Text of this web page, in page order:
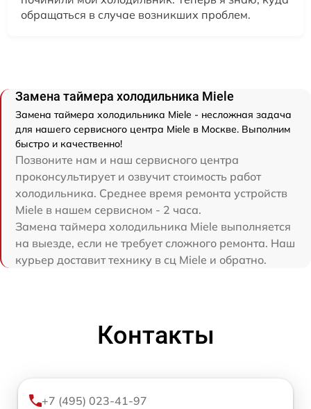
обращаться в случае возникших проблем.
Замена таймера холодильника Miele
Замена таймера холодильника Miele - несложная задача
для нашего сервисного центра Miele в Москве. Выполним
быстро и качественно!
Позвоните нам и наш сервисного центра
проконсультирует и озвучит стоимость работ
холодильника. Среднее время ремонта устройств
Miele в нашем сервисном - 2 часа.
Замена таймера холодильника Miele выполняется
на выезде, если не требует сложного ремонта. Наш
курьер доставит технику в сц Miele и обратно.
Контакты
+7 (495) 023-41-97